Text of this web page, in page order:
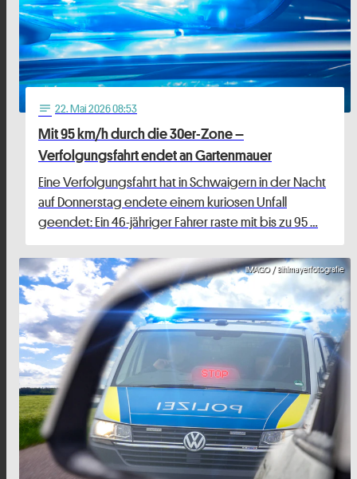
notes 22. Mai 2026 08:53
Mit 95 km/h durch die 30er-Zone –
Verfolgungsfahrt endet an Gartenmauer
Eine Verfolgungsfahrt hat in Schwaigern in der Nacht
auf Donnerstag endete einem kuriosen Unfall
geendet: Ein 46-jähriger Fahrer raste mit bis zu 95 …
IMAGO / Bihlmayerfotografie